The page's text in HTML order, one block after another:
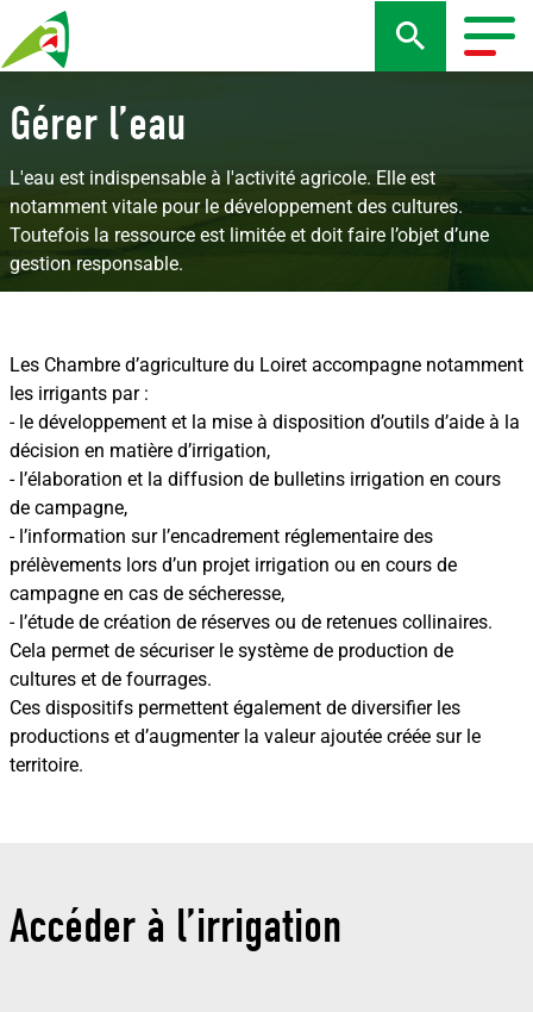
au
contenu
Gérer l’eau
L'eau est indispensable à l'activité agricole. Elle est
notamment vitale pour le développement des cultures.
Toutefois la ressource est limitée et doit faire l’objet d’une
gestion responsable.
Les Chambre d’agriculture du Loiret accompagne notamment
les irrigants par :
- le développement et la mise à disposition d’outils d’aide à la
décision en matière d’irrigation,
- l’élaboration et la diffusion de bulletins irrigation en cours
de campagne,
- l’information sur l’encadrement réglementaire des
prélèvements lors d’un projet irrigation ou en cours de
campagne en cas de sécheresse,
- l’étude de création de réserves ou de retenues collinaires.
Cela permet de sécuriser le système de production de
cultures et de fourrages.
Ces dispositifs permettent également de diversifier les
productions et d’augmenter la valeur ajoutée créée sur le
territoire.
Accéder à l’irrigation